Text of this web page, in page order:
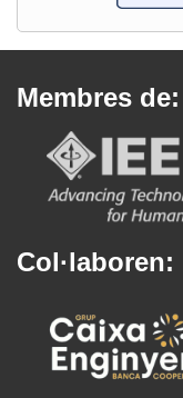
Membres de:
Col·laboren: